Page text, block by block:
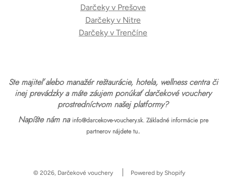
Darčeky v Prešove
Darčeky v Nitre
Darčeky v Trenčíne
Ste majiteľ alebo manažér reštaurácie, hotela, wellness centra či
inej prevádzky a máte záujem ponúkať darčekové vouchery
prostredníctvom našej platformy?
Napíšte nám na info@darcekove-vouchery.sk. Základné informácie pre
partnerov nájdete tu.
© 2026, Darčekové vouchery Powered by Shopify